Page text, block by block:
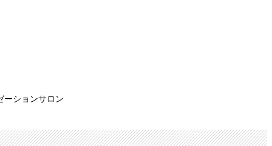
ーションサロン